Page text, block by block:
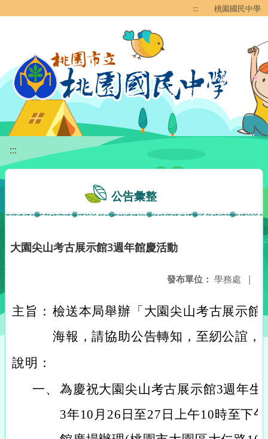
::: 桃園國民中學
:::
公告彙整
大園尖山考古展示館3週年館慶活動
發布單位： 學務處 |
主旨： 檢送本局舉辦「大園尖山考古展示館
海報，請協助公告轉知，至紉公誼，
說明：
一、 為慶祝大園尖山考古展示館3週年生
3年10月26日至27日上午10時至下